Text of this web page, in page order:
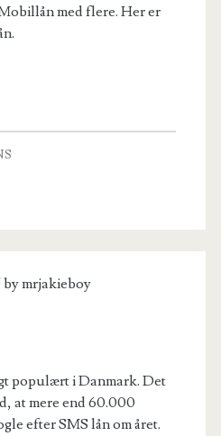
med flere. Her er
bymrjakieboy
populært i Danmark. Det
at mere end 60.000
efter SMS lån om året.